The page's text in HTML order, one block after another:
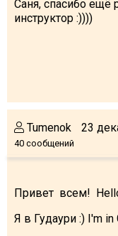
Саня, спасибо ещё
инструктор :))))
Tumenok
40 сообщений
23
Привет всем!
Я в Гудаури :) I'm in